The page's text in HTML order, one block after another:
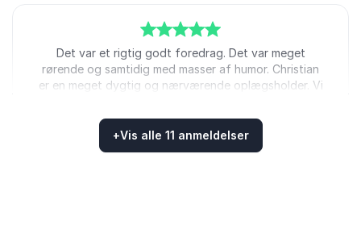
ud af5
Det var et rigtig godt foredrag. Det var meget
rørende og samtidig med masser af humor. Christian
er en meget dygtig og nærværende oplægsholder. Vi
holde oplæg til markeringen af Sindets dag i Viborg
2025.
+Vis alle 11 anmeldelser